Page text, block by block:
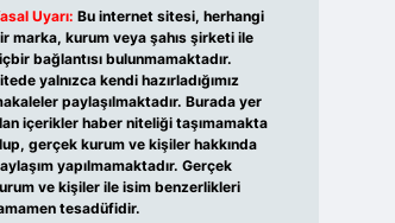
Uyarı: Bu internet sitesi, herhangi
marka, kurum veya şahıs şirketi ile
bağlantısı bulunmamaktadır.
yalnızca kendi hazırladığımız
paylaşılmaktadır. Burada yer
içerikler haber niteliği taşımamakta
gerçek kurum ve kişiler hakkında
yapılmamaktadır. Gerçek
ve kişiler ile isim benzerlikleri
tesadüfidir.